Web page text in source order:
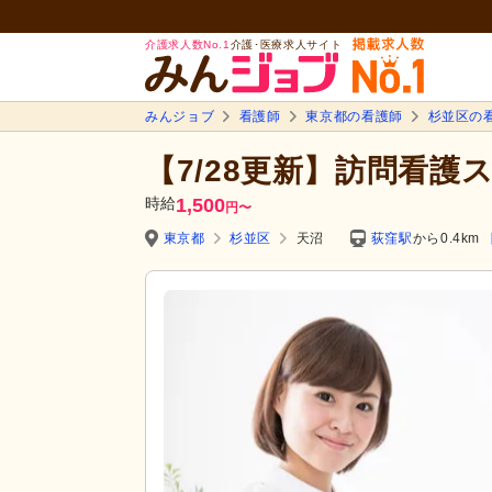
介護求人数No.1 介護･医療求人サイト
みんジョブ 看護師 東京都の看護師 杉並区の
【7/28更新】訪問看護
時給1,500円〜
東京都
杉並区 天沼 荻窪駅から0.4km